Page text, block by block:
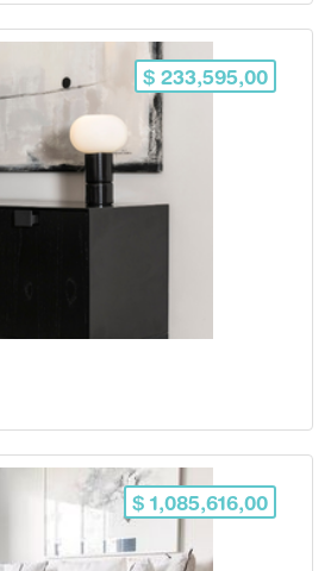
$ 233,595,00
$ 1,085,616,00